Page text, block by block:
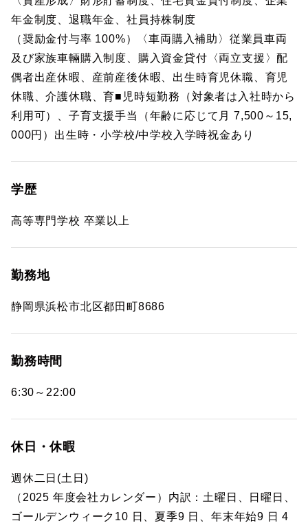
年金制度、退職年金、社員持株制度
（奨励金付与率 100%）〈車両購入補助〉従業員車両
及び家族車輛購入制度、購入資金貸付〈両立支援〉配
偶者出産休暇、産前産後休暇、出生時育児休職、育児
休職、介護休職、育■児時短勤務（対象者は入社時から
利用可）、子育支援手当（年齢に応じて月 7,500～15,
000円）出生時・小学校/中学校入学時祝金あり
学歴
高等専門学校 卒業以上
勤務地
静岡県浜松市北区都田町8686
勤務時間
6:30～22:00
休日・休暇
週休二日(土日)
（2025 年度会社カレンダー）内訳：土曜日、日曜日、
ゴールデンウィーク10 日、夏季9 日、年末年始9 日 4